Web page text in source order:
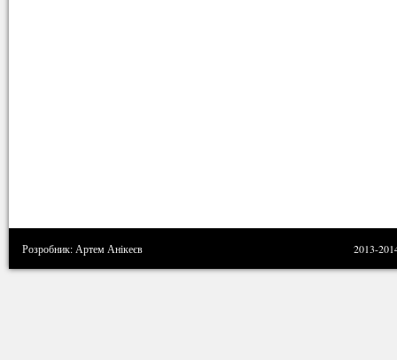
Розробник: Артем Анікеєв 2013-